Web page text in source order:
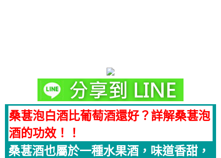
桑葚泡白酒比葡萄酒還好？詳解桑葚泡
酒的功效！！
桑葚酒也屬於一種水果酒，味道香甜，